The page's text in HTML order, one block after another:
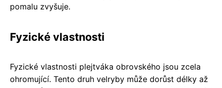
pomalu zvyšuje.
Fyzické vlastnosti
Fyzické vlastnosti plejtváka obrovského jsou zcela
ohromující. Tento druh velryby může dorůst délky až